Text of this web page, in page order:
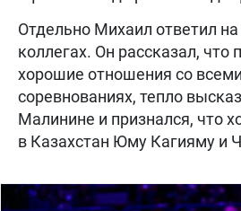
Отдельно Михаил ответил
коллегах. Он рассказал, что
хорошие отношения со
соревнованиях, тепло
Малинине и признался, что
в Казахстан Юму Кагияму и